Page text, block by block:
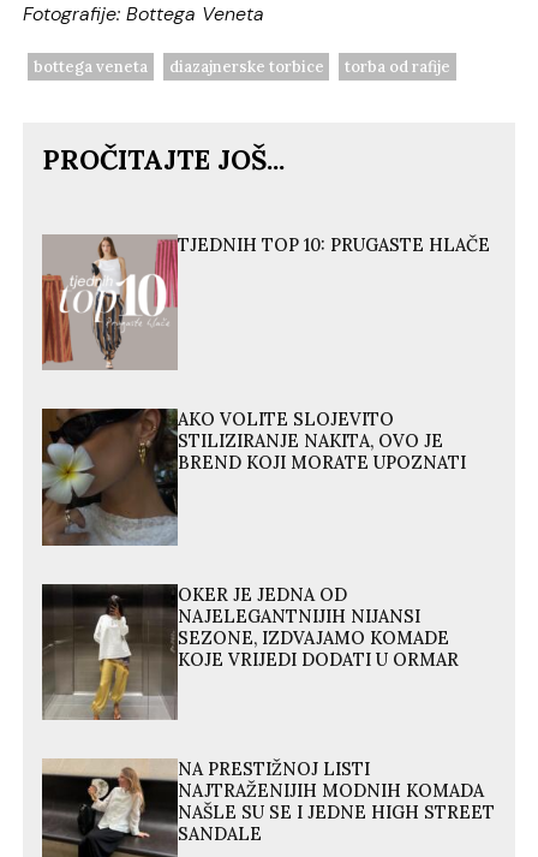
Fotografije: Bottega Veneta
bottega veneta diazajnerske torbice torba od rafije
PROČITAJTE JOŠ...
TJEDNIH TOP 10: PRUGASTE HLAČE
AKO VOLITE SLOJEVITO
STILIZIRANJE NAKITA, OVO JE
BREND KOJI MORATE UPOZNATI
OKER JE JEDNA OD
NAJELEGANTNIJIH NIJANSI
SEZONE, IZDVAJAMO KOMADE
KOJE VRIJEDI DODATI U ORMAR
NA PRESTIŽNOJ LISTI
NAJTRAŽENIJIH MODNIH KOMADA
NAŠLE SU SE I JEDNE HIGH STREET
SANDALE